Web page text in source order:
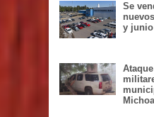
Se
y junio